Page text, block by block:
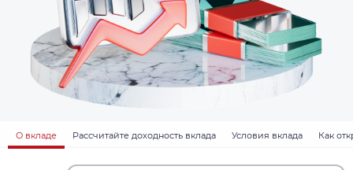
О вкладе Рассчитайте доходность вклада Условия вклада Как